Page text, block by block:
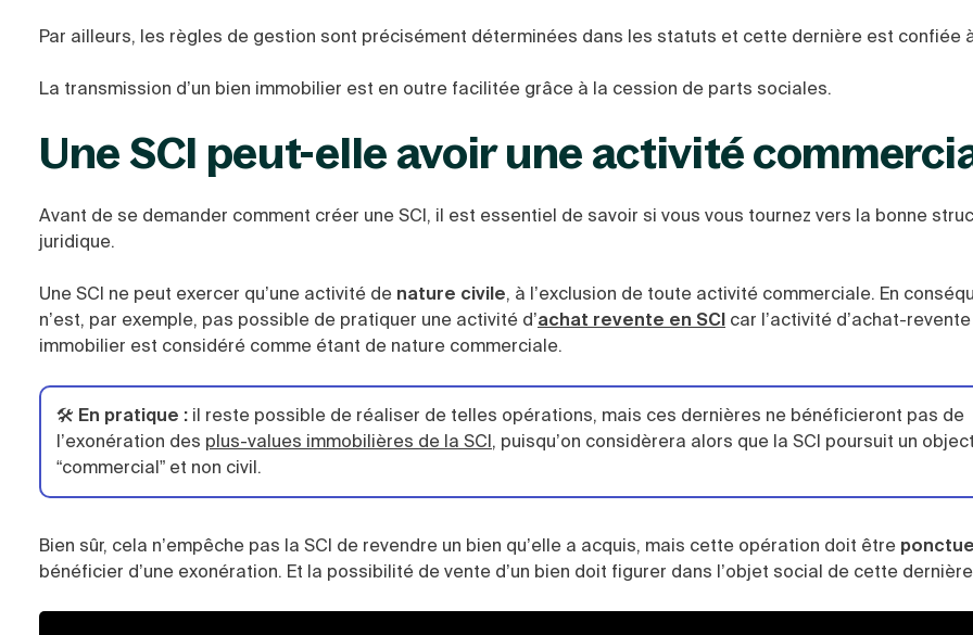
Par ailleurs, les règles de gestion sont précisément déterminées dans les statuts et cette dernière est confiée
La transmission d’un bien immobilier est en outre facilitée grâce à la cession de parts sociales.
Une SCI peut-elle avoir une activité
Avant de se demander comment créer une SCI, il est essentiel de savoir si vous vous tournez vers la bonne
juridique.
Une SCI ne peut exercer qu’une activité de nature civile, à l’exclusion de toute activité commerciale. En
n’est, par exemple, pas possible de pratiquer une activité d’achat revente en SCI car l’activité d’achat-
immobilier est considéré comme étant de nature commerciale.
🛠️ En pratique : il reste possible de réaliser de telles opérations, mais ces dernières ne bénéficieront pas de
l’exonération des plus-values immobilières de la SCI, puisqu’on considèrera alors que la SCI poursuit un
“commercial” et non civil.
Bien sûr, cela n’empêche pas la SCI de revendre un bien qu’elle a acquis, mais cette opération doit être
bénéficier d’une exonération. Et la possibilité de vente d’un bien doit figurer dans l’objet social de cette